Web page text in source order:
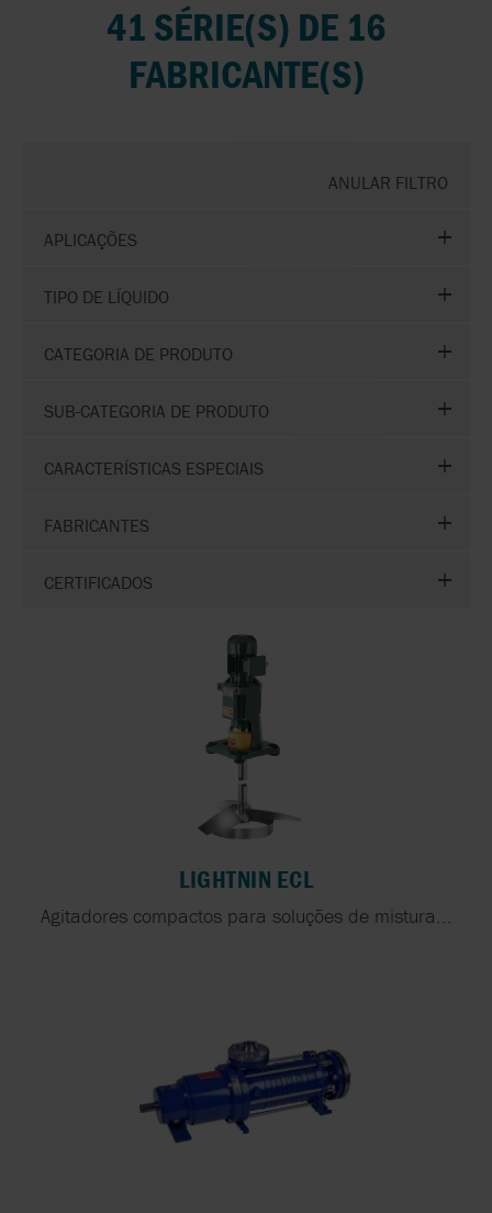
41 SÉRIE(S) DE 16
FABRICANTE(S)
ANULAR FILTRO
APLICAÇÕES
TIPO DE LÍQUIDO
CATEGORIA DE PRODUTO
SUB-CATEGORIA DE PRODUTO
CARACTERÍSTICAS ESPECIAIS
FABRICANTES
CERTIFICADOS
LIGHTNIN ECL
Agitadores compactos para soluções de mistura...